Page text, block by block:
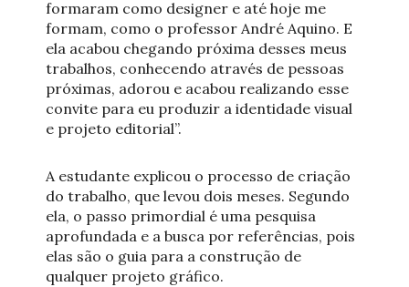
formaram como designer e até hoje me
formam, como o professor André Aquino. E
ela acabou chegando próxima desses meus
trabalhos, conhecendo através de pessoas
próximas, adorou e acabou realizando esse
convite para eu produzir a identidade visual
e projeto editorial”.
A estudante explicou o processo de criação
do trabalho, que levou dois meses. Segundo
ela, o passo primordial é uma pesquisa
aprofundada e a busca por referências, pois
elas são o guia para a construção de
qualquer projeto gráfico.